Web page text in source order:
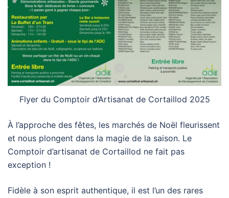
Flyer du Comptoir d’Artisanat de Cortaillod 2025
À l’approche des fêtes, les marchés de Noël fleurissent
et nous plongent dans la magie de la saison. Le
Comptoir d’artisanat de Cortaillod ne fait pas
exception !
Fidèle à son esprit authentique, il est l’un des rares